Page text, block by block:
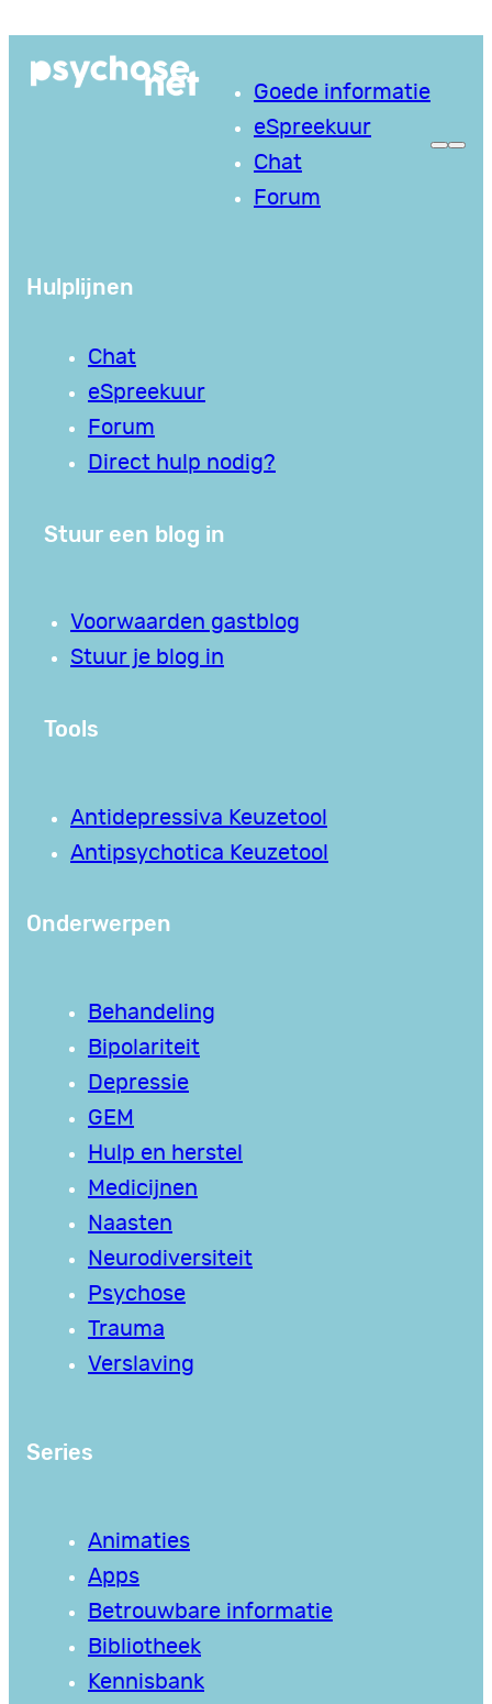
naar
Goede informatie
eSpreekuur
Chat
Forum
Hulplijnen
Chat
eSpreekuur
Forum
Direct hulp nodig?
Stuur een blog in
Voorwaarden gastblog
Stuur je blog in
Tools
Antidepressiva Keuzetool
Antipsychotica Keuzetool
Onderwerpen
Behandeling
Bipolariteit
Depressie
GEM
Hulp en herstel
Medicijnen
Naasten
Neurodiversiteit
Psychose
Trauma
Verslaving
Series
Animaties
Apps
Betrouwbare informatie
Bibliotheek
Kennisbank